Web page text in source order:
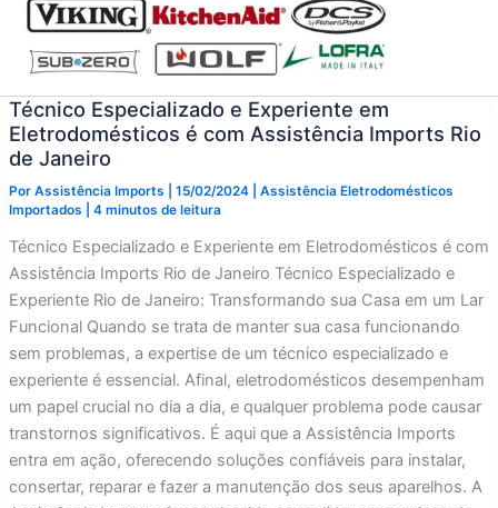
Técnico Especializado e Experiente em
Eletrodomésticos é com Assistência Imports Rio
de Janeiro
Por Assistência Imports 15/02/2024
Assistência Eletrodomésticos
Importados
4 minutos de leitura
Técnico Especializado e Experiente em Eletrodomésticos é com
Assistência Imports Rio de Janeiro Técnico Especializado e
Experiente Rio de Janeiro: Transformando sua Casa em um Lar
Funcional Quando se trata de manter sua casa funcionando
sem problemas, a expertise de um técnico especializado e
experiente é essencial. Afinal, eletrodomésticos desempenham
um papel crucial no dia a dia, e qualquer problema pode causar
transtornos significativos. É aqui que a Assistência Imports
entra em ação, oferecendo soluções confiáveis para instalar,
consertar, reparar e fazer a manutenção dos seus aparelhos. A